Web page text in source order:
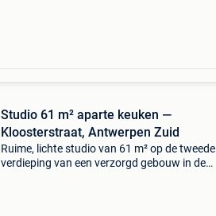
Studio 61 m² aparte keuken —
Kloosterstraat, Antwerpen Zuid
Ruime, lichte studio van 61 m² op de tweede
verdieping van een verzorgd gebouw in de